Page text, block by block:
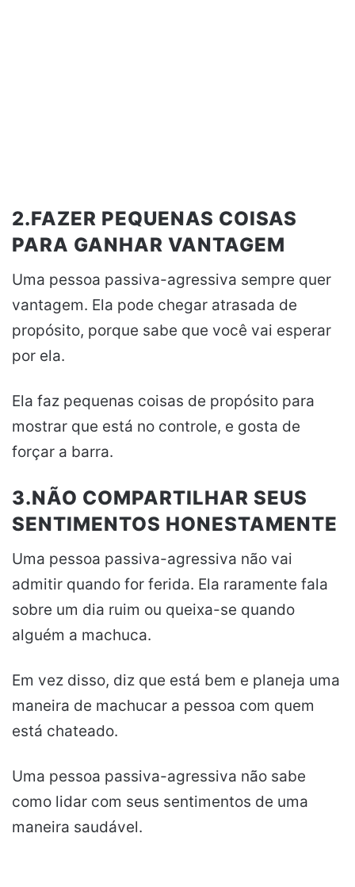
2.FAZER PEQUENAS COISAS
PARA GANHAR VANTAGEM
Uma pessoa passiva-agressiva sempre quer
vantagem. Ela pode chegar atrasada de
propósito, porque sabe que você vai esperar
por ela.
Ela faz pequenas coisas de propósito para
mostrar que está no controle, e gosta de
forçar a barra.
3.NÃO COMPARTILHAR SEUS
SENTIMENTOS HONESTAMENTE
Uma pessoa passiva-agressiva não vai
admitir quando for ferida. Ela raramente fala
sobre um dia ruim ou queixa-se quando
alguém a machuca.
Em vez disso, diz que está bem e planeja uma
maneira de machucar a pessoa com quem
está chateado.
Uma pessoa passiva-agressiva não sabe
como lidar com seus sentimentos de uma
maneira saudável.